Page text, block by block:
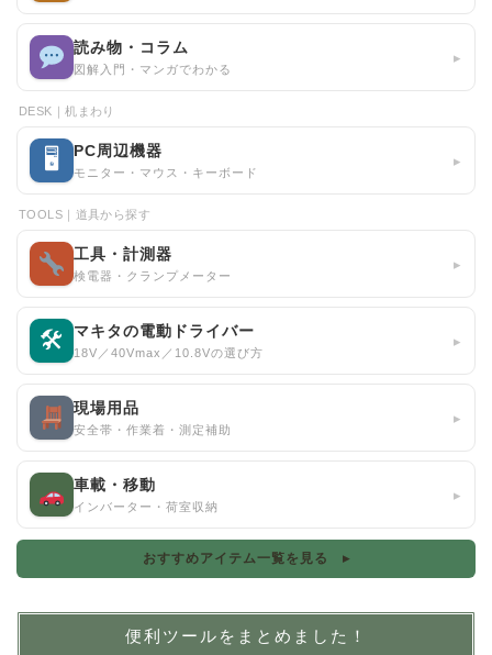
読み物・コラム
図解入門・マンガでわかる
▸
DESK｜机まわり
🖥 PC周辺機器
モニター・マウス・キーボード
▸
TOOLS｜道具から探す
工具・計測器
検電器・クランプメーター
▸
🛠 マキタの電動ドライバー
18V／40Vmax／10.8Vの選び方
▸
現場用品
安全帯・作業着・測定補助
▸
車載・移動
インバーター・荷室収納
▸
おすすめアイテム一覧を見る ▸
便利ツールをまとめました！